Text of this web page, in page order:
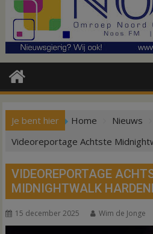
Je bent hier Home
Nieuws
Videoreportage Achtste
VIDEOREPORTAGE
MIDNIGHTWALK
15 december 2025 Wim de Jonge